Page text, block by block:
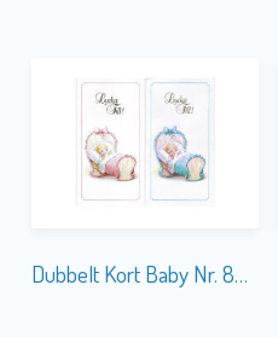
Dubbelt Kort Baby Nr. 862A